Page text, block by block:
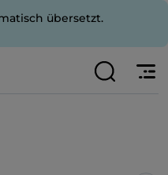
übersetzt.